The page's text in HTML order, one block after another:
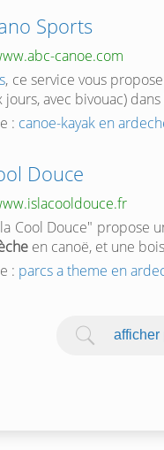
Sports
canoe.com
, ce service vous
jours, avec bivouac) dans
: canoe-kayak en
Douce
Cool Douce" propose
en canoë, et une
: parcs a theme en
afficher